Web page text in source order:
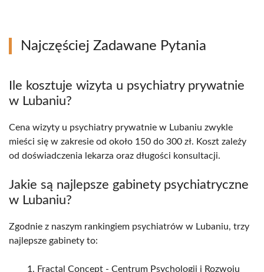
Najczęściej Zadawane Pytania
Ile kosztuje wizyta u psychiatry prywatnie
w Lubaniu?
Cena wizyty u psychiatry prywatnie w Lubaniu zwykle
mieści się w zakresie od około 150 do 300 zł. Koszt zależy
od doświadczenia lekarza oraz długości konsultacji.
Jakie są najlepsze gabinety psychiatryczne
w Lubaniu?
Zgodnie z naszym rankingiem psychiatrów w Lubaniu, trzy
najlepsze gabinety to:
Fractal Concept - Centrum Psychologii i Rozwoju